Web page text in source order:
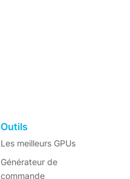
Outils
Les meilleurs GPUs
Générateur de
commande